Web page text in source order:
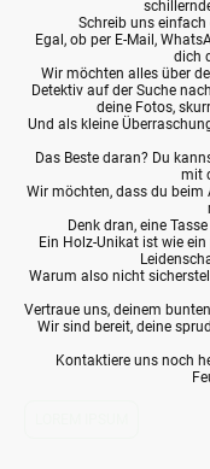
Schreib uns
Egal, ob per E-Mail,
dich
Wir möchten alles über
Detektiv auf der Suche
deine Fotos,
Und als kleine
Das Beste daran? Du
mit
Wir möchten, dass du beim
Denk dran, eine
Ein Holz-Unikat ist wie
Warum also nicht
Vertraue uns, deinem
Wir sind bereit, deine
Kontaktiere uns noch